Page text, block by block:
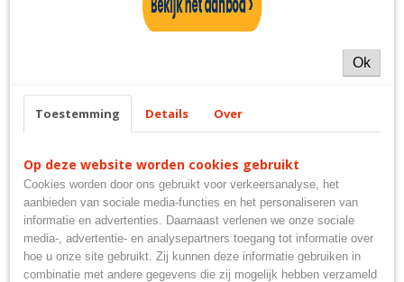
Halogeen Spot 50MM 230V GU10
€ 3,50
Ok
Toestemming Details Over
Op deze website worden cookies gebruikt
Cookies worden door ons gebruikt voor verkeersanalyse, het
aanbieden van sociale media-functies en het personaliseren van
informatie en advertenties. Daarnaast verlenen we onze sociale
media-, advertentie- en analysepartners toegang tot informatie over
hoe u onze site gebruikt. Zij kunnen deze informatie gebruiken in
combinatie met andere gegevens die zij mogelijk hebben verzameld